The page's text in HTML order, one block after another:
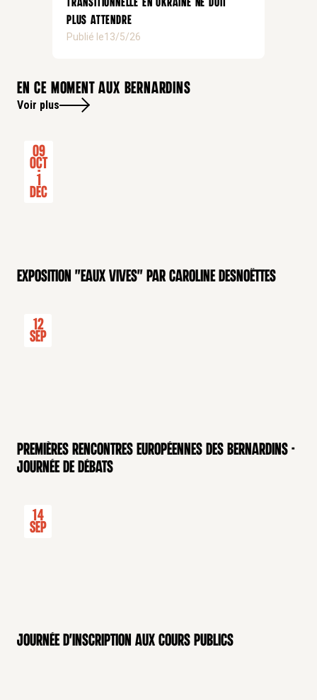
transitionnelle en Ukraine ne doit
plus attendre
Publié le13/5/26
En ce moment aux bernardins
Voir plus
09
Oct
-
1
Dec
Exposition "Eaux Vives" par Caroline Desnoëttes
12
Sep
Premières rencontres européennes des Bernardins -
Journée de débats
14
Sep
Journée d'inscription aux cours publics